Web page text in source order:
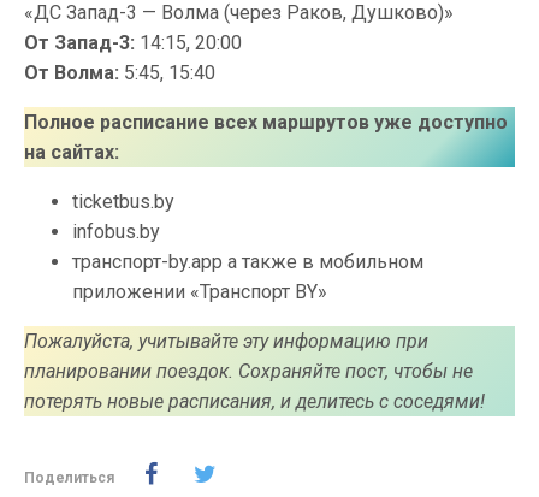
«ДС Запад-3 — Волма (через Раков, Душково)»
От Запад-3: 14:15, 20:00
От Волма: 5:45, 15:40
Полное расписание всех маршрутов уже доступно
на сайтах:
ticketbus.by
infobus.by
транспорт-by.app а также в мобильном
приложении «Транспорт BY»
Пожалуйста, учитывайте эту информацию при
планировании поездок. Сохраняйте пост, чтобы не
потерять новые расписания, и делитесь с соседями!
Поделиться